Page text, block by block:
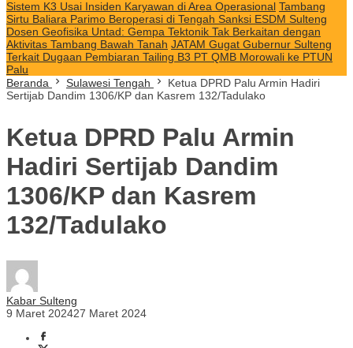
Sistem K3 Usai Insiden Karyawan di Area Operasional Tambang
Sirtu Baliara Parimo Beroperasi di Tengah Sanksi ESDM Sulteng
Dosen Geofisika Untad: Gempa Tektonik Tak Berkaitan dengan
Aktivitas Tambang Bawah Tanah JATAM Gugat Gubernur Sulteng
Terkait Dugaan Pembiaran Tailing B3 PT QMB Morowali ke PTUN
Palu
Beranda
Sulawesi Tengah
Ketua DPRD Palu Armin Hadiri
Sertijab Dandim 1306/KP dan Kasrem 132/Tadulako
Ketua DPRD Palu Armin
Hadiri Sertijab Dandim
1306/KP dan Kasrem
132/Tadulako
Kabar Sulteng
9 Maret 202427 Maret 2024